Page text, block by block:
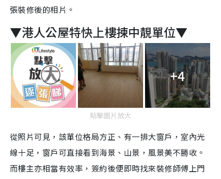
張裝修後的相片。
▼港人公屋特快上樓揀中靚單位▼
+4
點擊圖片放大
從照片可見，該單位格局方正、有一排大窗戶，室內光
線十足，窗戶可直接看到海景、山景，風景美不勝收。
而樓主亦相當有效率，簽約後便即時找來裝修師傅上門